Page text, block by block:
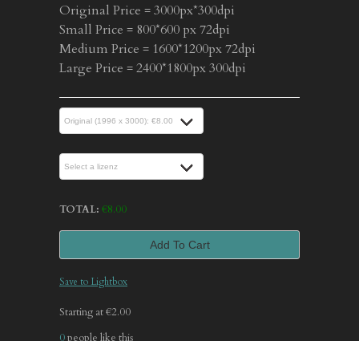
Original Price = 3000px*300dpi
Small Price = 800*600 px 72dpi
Medium Price = 1600*1200px 72dpi
Large Price = 2400*1800px 300dpi
TOTAL: €8.00
Add To Cart
Save to Lightbox
Starting at €2.00
0people like this